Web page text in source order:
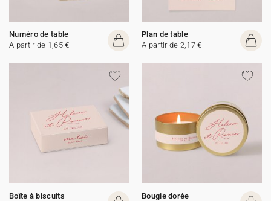
Numéro de table
A partir de 1,65 €
Plan de table
A partir de 2,17 €
Boîte à biscuits
Bougie dorée